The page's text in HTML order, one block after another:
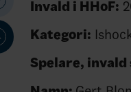
Invald i HHoF:
Kategori:
Spelare, invald